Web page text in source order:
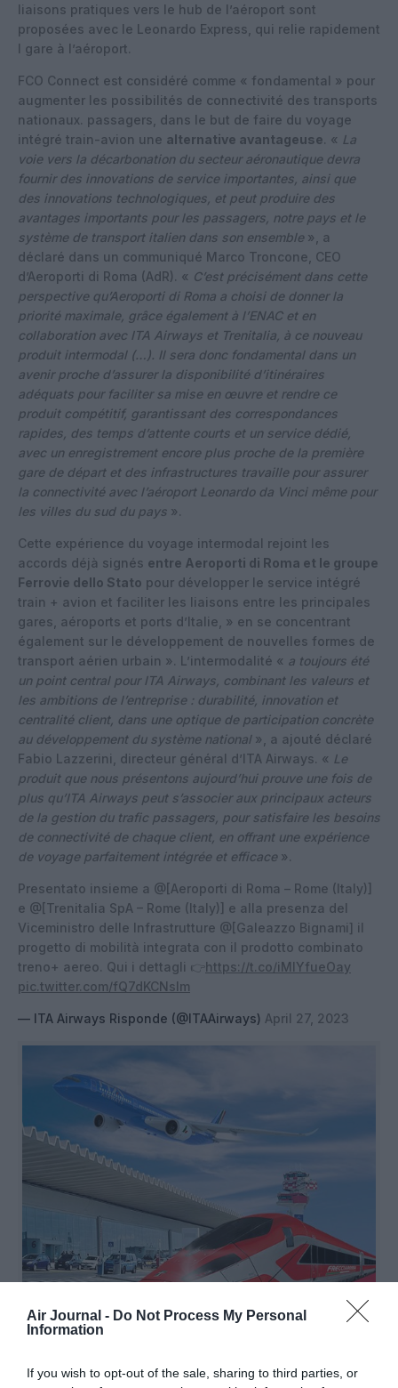
Air Journal - Do Not Process My Personal
Information
If you wish to opt-out of the sale, sharing to third parties, or
liaisons pratiques vers le hub de l’aéroport sont
proposées avec le Leonardo Express, qui relie rapidement
l gare à l’aéroport.
FCO Connect est considéré comme « fondamental » pour
augmenter les possibilités de connectivité des transports
nationaux. passagers, dans le but de faire du voyage
intégré train-avion une alternative avantageuse. « La
voie vers la décarbonation du secteur aéronautique devra
fournir des innovations de service importantes, ainsi que
des innovations technologiques, et peut produire des
avantages importants pour les passagers, notre pays et le
système de transport italien dans son ensemble », a
déclaré dans un communiqué Marco Troncone, CEO
d’Aeroporti di Roma (AdR). « C’est précisément dans cette
perspective qu’Aeroporti di Roma a choisi de donner la
priorité maximale, grâce également à l’ENAC et en
collaboration avec ITA Airways et Trenitalia, à ce nouveau
produit intermodal (…). Il sera donc fondamental dans un
avenir proche d’assurer la disponibilité d’itinéraires
adéquats pour faciliter sa mise en œuvre et rendre ce
produit compétitif, garantissant des correspondances
rapides, des temps d’attente courts et un service dédié,
avec un enregistrement encore plus proche de la première
gare de départ et des infrastructures travaille pour assurer
la connectivité avec l’aéroport Leonardo da Vinci même pour
les villes du sud du pays ».
Cette expérience du voyage intermodal rejoint les
accords déjà signés entre Aeroporti di Roma et le groupe
Ferrovie dello Stato pour développer le service intégré
train + avion et faciliter les liaisons entre les principales
gares, aéroports et ports d’Italie, » en se concentrant
également sur le développement de nouvelles formes de
transport aérien urbain ». L’intermodalité « a toujours été
un point central pour ITA Airways, combinant les valeurs et
les ambitions de l’entreprise : durabilité, innovation et
centralité client, dans une optique de participation concrète
au développement du système national», a ajouté déclaré
Fabio Lazzerini, directeur général d’ITA Airways. « Le
produit que nous présentons aujourd’hui prouve une fois de
plus qu’ITA Airways peut s’associer aux principaux acteurs
de la gestion du trafic passagers, pour satisfaire les besoins
de connectivité de chaque client, en offrant une expérience
de voyage parfaitement intégrée et efficace ».
Presentato insieme a @[Aeroporti di Roma – Rome (Italy)]
e @[Trenitalia SpA – Rome (Italy)] e alla presenza del
Viceministro delle Infrastrutture @[Galeazzo Bignami] il
progetto di mobilità integrata con il prodotto combinato
treno+ aereo. Qui i dettagli 👉https://t.co/iMlYfueOay
pic.twitter.com/fQ7dKCNslm
— ITA Airways Risponde (@ITAAirways) April 27, 2023